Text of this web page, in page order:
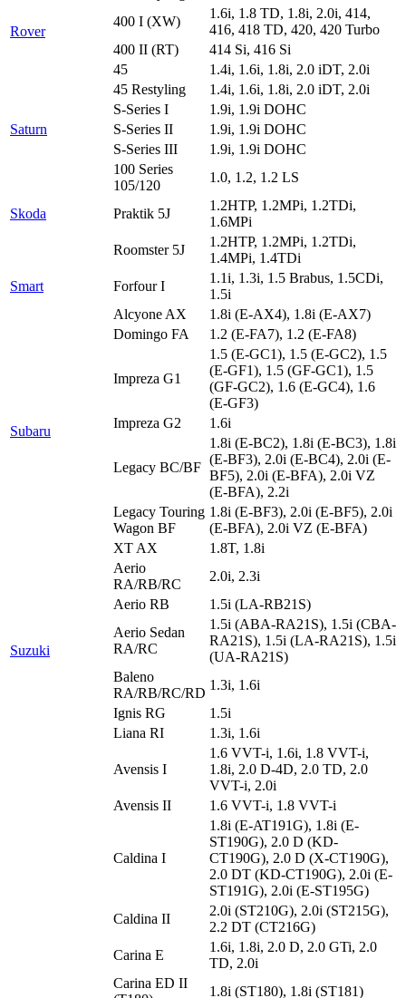
Rover
400 I (XW)
1.6i, 1.8 TD, 1.8i, 2.0i, 414,
416, 418 TD, 420, 420 Turbo
400 II (RT)
414 Si, 416 Si
45
1.4i, 1.6i, 1.8i, 2.0 iDT, 2.0i
45 Restyling
1.4i, 1.6i, 1.8i, 2.0 iDT, 2.0i
Saturn
S-Series I
1.9i, 1.9i DOHC
S-Series II
1.9i, 1.9i DOHC
S-Series III
1.9i, 1.9i DOHC
Skoda
100 Series
105/120
1.0, 1.2, 1.2 LS
Praktik 5J
1.2HTP, 1.2MPi, 1.2TDi,
1.6MPi
Roomster 5J
1.2HTP, 1.2MPi, 1.2TDi,
1.4MPi, 1.4TDi
Smart
Forfour I
1.1i, 1.3i, 1.5 Brabus, 1.5CDi,
1.5i
Subaru
Alcyone AX
1.8i (E-AX4), 1.8i (E-AX7)
Domingo FA
1.2 (E-FA7), 1.2 (E-FA8)
Impreza G1
1.5 (E-GC1), 1.5 (E-GC2), 1.5
(E-GF1), 1.5 (GF-GC1), 1.5
(GF-GC2), 1.6 (E-GC4), 1.6
(E-GF3)
Impreza G2
1.6i
Legacy BC/BF
1.8i (E-BC2), 1.8i (E-BC3), 1.8i
(E-BF3), 2.0i (E-BC4), 2.0i (E-
BF5), 2.0i (E-BFA), 2.0i VZ
(E-BFA), 2.2i
Legacy Touring
Wagon BF
1.8i (E-BF3), 2.0i (E-BF5), 2.0i
(E-BFA), 2.0i VZ (E-BFA)
XT AX
1.8T, 1.8i
Suzuki
Aerio
RA/RB/RC
2.0i, 2.3i
Aerio RB
1.5i (LA-RB21S)
Aerio Sedan
RA/RC
1.5i (ABA-RA21S), 1.5i (CBA-
RA21S), 1.5i (LA-RA21S), 1.5i
(UA-RA21S)
Baleno
RA/RB/RC/RD
1.3i, 1.6i
Ignis RG
1.5i
Liana RI
1.3i, 1.6i
Avensis I
1.6 VVT-i, 1.6i, 1.8 VVT-i,
1.8i, 2.0 D-4D, 2.0 TD, 2.0
VVT-i, 2.0i
Avensis II
1.6 VVT-i, 1.8 VVT-i
Caldina I
1.8i (E-AT191G), 1.8i (E-
ST190G), 2.0 D (KD-
CT190G), 2.0 D (X-CT190G),
2.0 DT (KD-CT190G), 2.0i (E-
ST191G), 2.0i (E-ST195G)
Caldina II
2.0i (ST210G), 2.0i (ST215G),
2.2 DT (CT216G)
Carina E
1.6i, 1.8i, 2.0 D, 2.0 GTi, 2.0
TD, 2.0i
Carina ED II
1.8i (ST180), 1.8i (ST181)